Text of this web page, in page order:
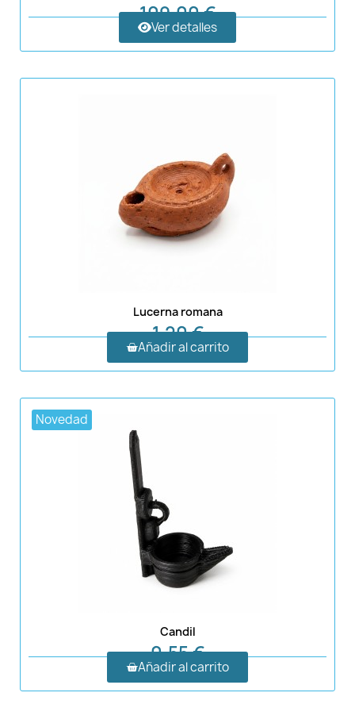
109,00 €
Ver detalles
Lucerna romana
1,20 €
Añadir al carrito
Novedad
Candil
0,55 €
Añadir al carrito